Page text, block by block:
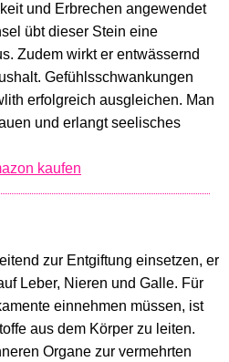
und Erbrechen angewendet
übt dieser Stein eine
Zudem wirkt er entwässernd
Gefühlsschwankungen
erfolgreich ausgleichen. Man
und erlangt seelisches
kaufen
zur Entgiftung einsetzen, er
Leber, Nieren und Galle. Für
einnehmen müssen, ist
aus dem Körper zu leiten.
Organe zur vermehrten